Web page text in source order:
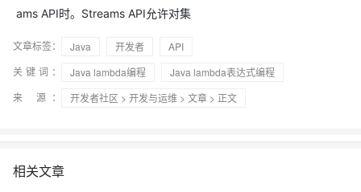
ams API时。Streams API允许对集
文章标签： Java 开发者
API
关键词：
Java lambda编程
Java lambda表达式编程
来 源：
开发者社区 > 开发与运维 > 文章 > 正文
相关文章